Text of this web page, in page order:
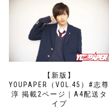
【新版】
YOUPAPER（VOL.45）#志尊
淳 掲載2ページ｜A4配送タ
イプ